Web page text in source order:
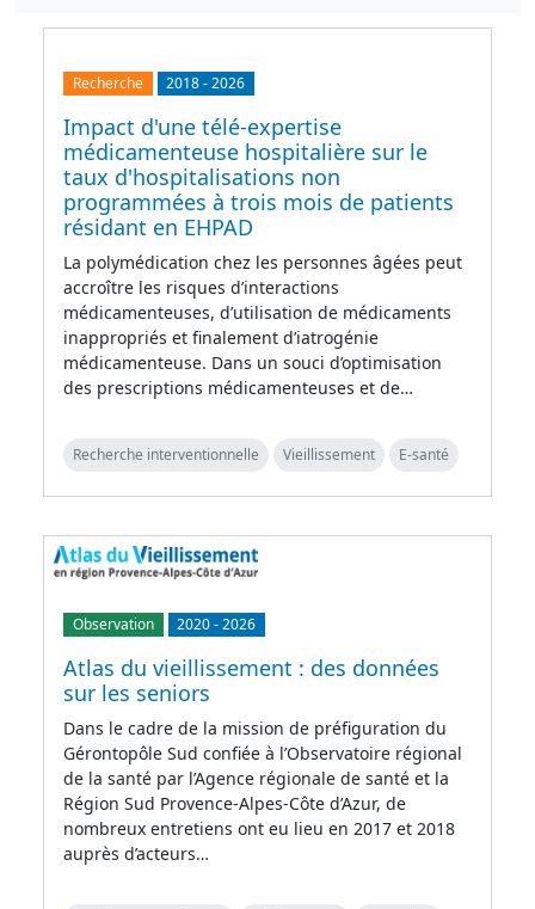
Recherche 2018-2026
Impact d'une télé-expertise
médicamenteuse hospitalière sur le
taux d'hospitalisations non
programmées à trois mois de patients
résidant en EHPAD
La polymédication chez les personnes âgées peut
accroître les risques d’interactions
médicamenteuses, d’utilisation de médicaments
inappropriés et finalement d’iatrogénie
médicamenteuse. Dans un souci d’optimisation
des prescriptions médicamenteuses et de…
Recherche interventionnelle Vieillissement E-santé
Observation 2020-2026
Atlas du vieillissement : des données
sur les seniors
Dans le cadre de la mission de préfiguration du
Gérontopôle Sud confiée à l’Observatoire régional
de la santé par l’Agence régionale de santé et la
Région Sud Provence-Alpes-Côte d’Azur, de
nombreux entretiens ont eu lieu en 2017 et 2018
auprès d’acteurs…